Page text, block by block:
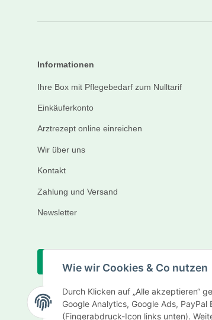
Wie wir Cookies & Co nutzen
Durch Klicken auf „Alle akzeptieren“
Google Analytics, Google Ads,
(Fingerabdruck-Icon links unten).
Informationen
Ihre Box mit Pflegebedarf zum Nulltarif
Einkäuferkonto
Arztrezept online einreichen
Wir über uns
Kontakt
Zahlung und Versand
Newsletter
Vertrag widerrufen